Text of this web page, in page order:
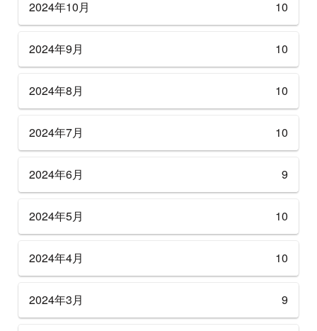
2024年10月 10
2024年9月 10
2024年8月 10
2024年7月 10
2024年6月 9
2024年5月 10
2024年4月 10
2024年3月 9